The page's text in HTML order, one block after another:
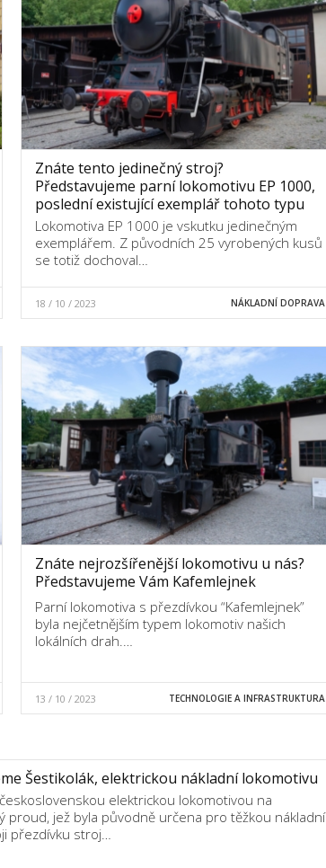
Znáte tento jedinečný stroj?
Představujeme parní lokomotivu EP 1000,
poslední existující exemplář tohoto typu
Lokomotiva EP 1000 je vskutku jedinečným
exemplářem. Z původních 25 vyrobených kusů
se totiž dochoval…
18 / 10 / 2023 NÁKLADNÍ DOPRAVA
Znáte nejrozšířenější lokomotivu u nás?
Představujeme Vám Kafemlejnek
Parní lokomotiva s přezdívkou “Kafemlejnek”
byla nejčetnějším typem lokomotiv našich
lokálních drah.…
13 / 10 / 2023 TECHNOLOGIE A INFRASTRUKTURA
Šestikolák, elektrickou nákladní lokomotivu
elektrickou lokomotivou na
proud, jež byla původně určena pro těžkou nákladní
přezdívku stroj…